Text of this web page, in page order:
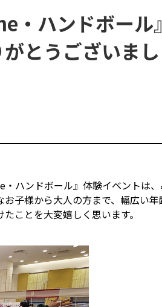
サイトマップ
・ハンドボール』
とうございまし
ハンドボール』体験イベントは
子様から大人の方まで、幅広い年
ことを大変嬉しく思います。